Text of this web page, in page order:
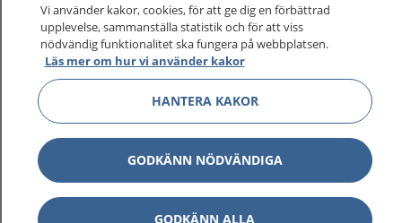
Logga in för att läsa din journal och göra dina
vårdärenden. Ring telefonnummer 1177 för
sjukvårdsrådgivning dygnet runt.
1177 ger dig råd när du vill må bättre.
1177 på flera språk Visa
Vi använder kakor, cookies, för att ge dig en förbättrad
upplevelse, sammanställa statistik och för att viss
nödvändig funktionalitet ska fungera på webbplatsen.
Läs mer om hur vi använder kakor
HANTERA KAKOR
GODKÄNN NÖDVÄNDIGA
GODKÄNN ALLA